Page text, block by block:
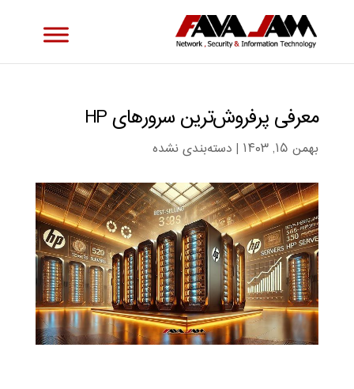
معرفی پرفروش‌ترین سرورهای HP
بهمن ۱۵, ۱۴۰۳ | دسته‌بندی نشده